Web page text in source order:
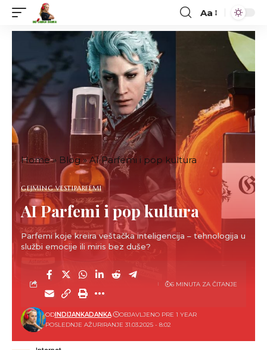
Font
Resizer
Aa
Home» Blog»AI Parfemi i pop kultura
GEJMING VESTIPARFEMI
AI Parfemi i pop kultura
Parfemi koje kreira veštačka inteligencija – tehnologija u
službi emocije ili miris bez duše?
POSLEDNJE AŽURIRANJE 31.03.2025 - 8:02
ODINDIJANKADANKA OBJAVLJENO PRE 1 YEAR
6 MINUTA ZA ČITANJE